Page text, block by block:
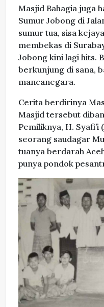
Masjid Bahagia juga
Sumur Jobong di
sumur tua, sisa
membekas di
Jobong kini lagi hits.
berkunjung di sana,
mancanegara.
Cerita berdirinya
Masjid tersebut
Pemiliknya, H. Syafi’i
seorang saudagar
tuanya berdarah
punya pondok